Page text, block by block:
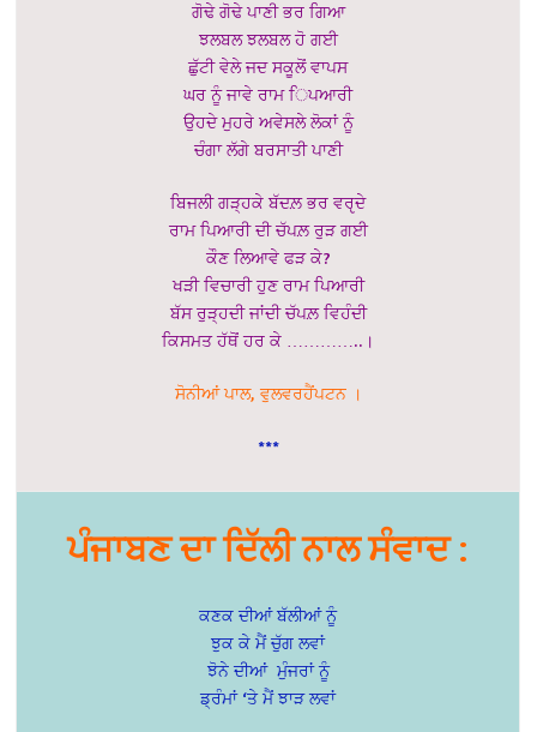
ਗੋਢੇ ਗੋਢੇ ਪਾਣੀ ਭਰ ਗਿਆ
ਝਲਬਲ ਝਲਬਲ ਹੋ ਗਈ
ਛੁੱਟੀ ਵੇਲੇ ਜਦ ਸਕੂਲੋਂ ਵਾਪਸ
ਘਰ ਨੂੰ ਜਾਵੇ ਰਾਮ ਿਪਆਰੀ
ਉਹਦੇ ਮੁਹਰੇ ਅਵੇਸਲੇ ਲੋਕਾਂ ਨੂੰ
ਚੰਗਾ ਲੱਗੇ ਬਰਸਾਤੀ ਪਾਣੀ
ਬਿਜਲੀ ਗੜ੍ਹਕੇ ਬੱਦਲ਼ ਭਰ ਵਰੵਦੇ
ਰਾਮ ਪਿਆਰੀ ਦੀ ਚੱਪਲ਼ ਰੁੜ ਗਈ
ਕੌਣ ਲਿਆਵੇ ਫੜ ਕੇ?
ਖੜੀ ਵਿਚਾਰੀ ਹੁਣ ਰਾਮ ਪਿਆਰੀ
ਬੱਸ ਰੁੜ੍ਹਦੀ ਜਾਂਦੀ ਚੱਪਲ਼ ਵਿਹੰਦੀ
ਕਿਸਮਤ ਹੱਥੋਂ ਹਰ ਕੇ …………..।
ਸੋਨੀਆਂ ਪਾਲ, ਵੁਲਵਰਹੈਂਪਟਨ ।
***
ਪੰਜਾਬਣ ਦਾ ਦਿੱਲੀ ਨਾਲ ਸੰਵਾਦ :
ਕਣਕ ਦੀਆਂ ਬੱਲੀਆਂ ਨੂੰ
ਝੁਕ ਕੇ ਮੈਂ ਚੁੱਗ ਲਵਾਂ
ਝੋਨੇ ਦੀਆਂ ਮੁੰਜਰਾਂ ਨੂੰ
ਡ੍ਰੰਮਾਂ ‘ਤੇ ਮੈਂ ਝਾੜ ਲਵਾਂ